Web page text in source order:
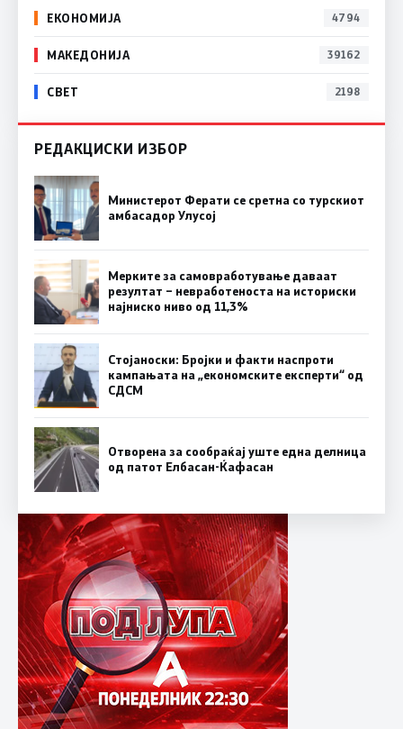
ЕКОНОМИЈА 4794
МАКЕДОНИЈА 39162
СВЕТ 2198
РЕДАКЦИСКИ ИЗБОР
Министерот Ферати се сретна со турскиот
амбасадор Улусој
Мерките за самовработување даваат
резултат – невработеноста на историски
најниско ниво од 11,3%
Стојаноски: Бројки и факти наспроти
кампањата на „економските експерти“ од
СДСM
Отворена за сообраќај уште една делница
од патот Елбасан-Ќафасан